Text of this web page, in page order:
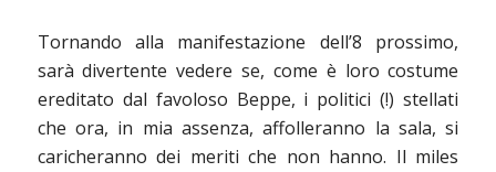
Tornando alla manifestazione dell’8 prossimo,
sarà divertente vedere se, come è loro costume
ereditato dal favoloso Beppe, i politici (!) stellati
che ora, in mia assenza, affolleranno la sala, si
caricheranno dei meriti che non hanno. Il miles